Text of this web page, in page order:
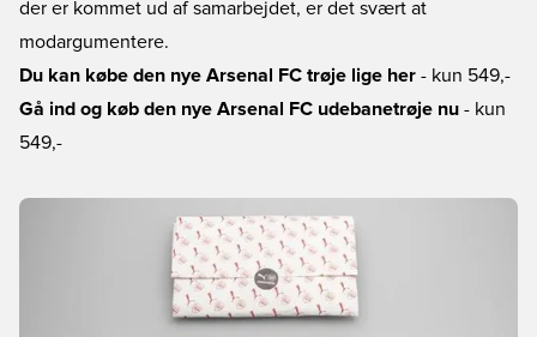
der er kommet ud af samarbejdet, er det svært at
modargumentere.
Du kan købe den nye Arsenal FC trøje lige her - kun 549,-
Gå ind og køb den nye Arsenal FC udebanetrøje nu - kun
549,-